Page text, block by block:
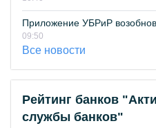
Приложение УБРиР
09:50
Все новости
Рейтинг банков
службы банков"